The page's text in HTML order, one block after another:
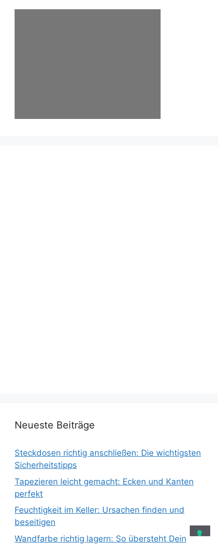
Neueste Beiträge
Steckdosen richtig anschließen: Die wichtigsten
Sicherheitstipps
Tapezieren leicht gemacht: Ecken und Kanten
perfekt
Feuchtigkeit im Keller: Ursachen finden und
beseitigen
Wandfarbe richtig lagern: So übersteht Dein